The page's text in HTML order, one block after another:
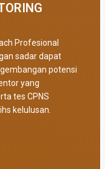
Profesional
sadar dapat
potensi
yang
tes CPNS
kelulusan.